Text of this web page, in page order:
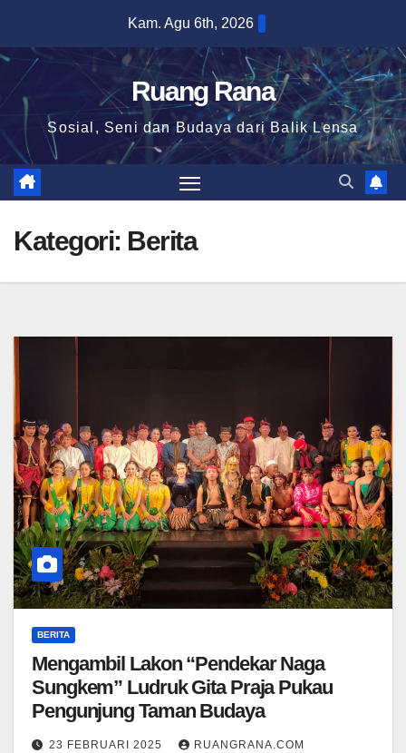
content
Kam. Agu 6th, 2026
Ruang Rana
Sosial, Seni dan Budaya dari Balik Lensa
Kategori: Berita
BERITA
Mengambil Lakon “Pendekar Naga
Sungkem” Ludruk Gita Praja Pukau
Pengunjung Taman Budaya
23 FEBRUARI 2025 RUANGRANA.COM